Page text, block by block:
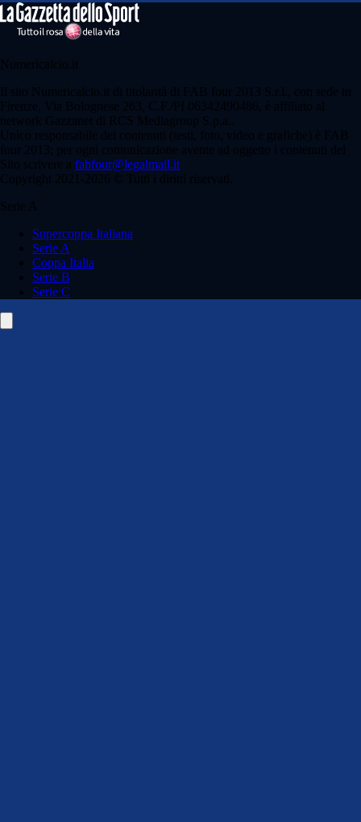
Numericalcio.it
Il sito Numericalcio.it di titolarità di FAB four 2013 S.r.l., con sede in
Firenze, Via Bolognese 263, C.F./PI 06342490486, è affiliato al
network Gazzanet di RCS Mediagroup S.p.a..
Unico responsabile dei contenuti (testi, foto, video e grafiche) è FAB
four 2013; per ogni comunicazione avente ad oggetto i contenuti del
Sito scrivere a fabfour@legalmail.it
Copyright 2021-2026 © Tutti i diritti riservati.
Serie A
Supercoppa Italiana
Serie A
Coppa Italia
Serie B
Serie C